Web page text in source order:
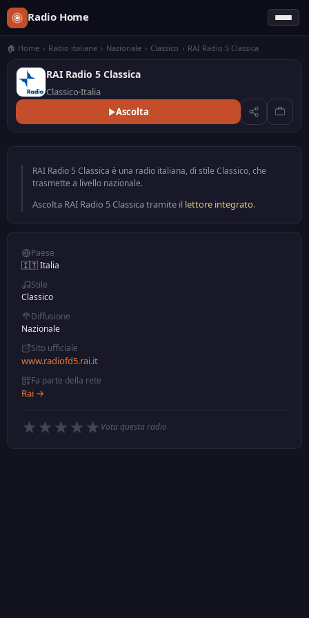
Radio Home
🏠 Home › Radio italiane › Nazionale › Classico › RAI Radio 5 Classica
RAI Radio 5 Classica
Classico Italia
Ascolta
RAI Radio 5 Classica è una radio italiana, di stile Classico, che
trasmette a livello nazionale.
Ascolta RAI Radio 5 Classica tramite il lettore integrato.
Paese
🇮🇹 Italia
Stile
Classico
Diffusione
Nazionale
Sito ufficiale
www.radiofd5.rai.it
Fa parte della rete
Rai →
★ ★ ★ ★ ★ Vota questa radio